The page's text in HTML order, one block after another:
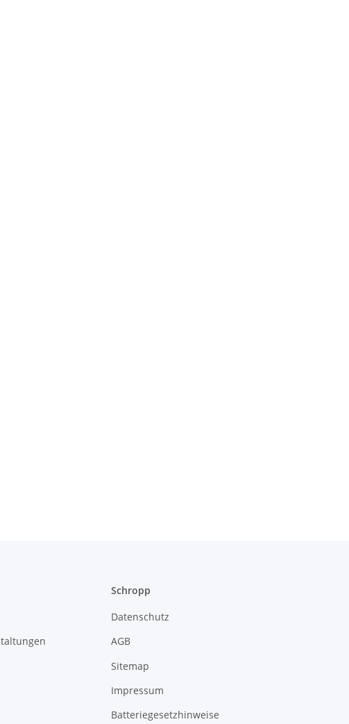
Schropp
Datenschutz
AGB
Sitemap
Impressum
Batteriegesetzhinweise